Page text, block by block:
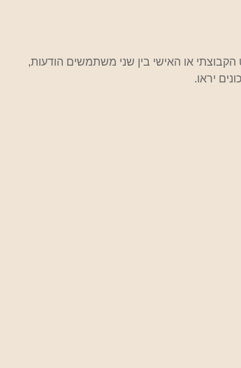
או האישי בין שני משתמשים הודעות,
יראו.